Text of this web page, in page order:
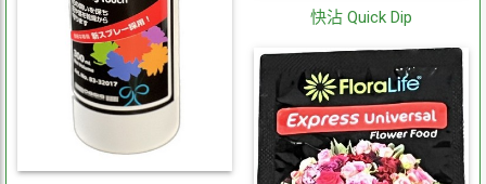
快沾 Quick Dip